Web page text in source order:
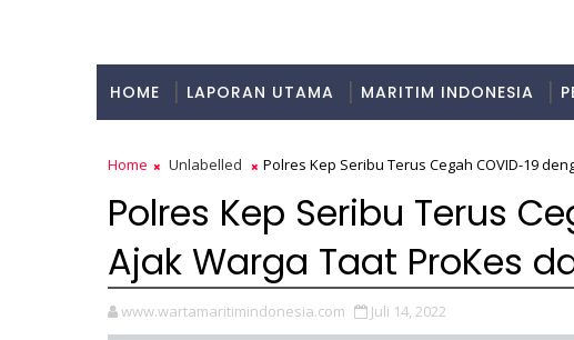
HOME LAPORAN UTAMA MARITIM INDONESIA
Home Unlabelled Polres Kep Seribu Terus Cegah COVID-19
Polres Kep Seribu Terus
Ajak Warga Taat ProKes
www.wartamaritimindonesia.com Juli 14, 2022